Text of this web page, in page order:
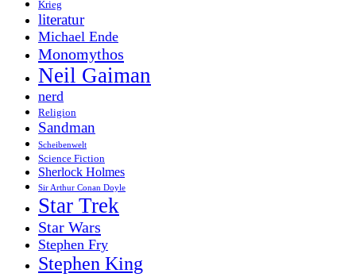
Krieg
literatur
Michael Ende
Monomythos
Neil Gaiman
nerd
Religion
Sandman
Scheibenwelt
Science Fiction
Sherlock Holmes
Sir Arthur Conan Doyle
Star Trek
Star Wars
Stephen Fry
Stephen King